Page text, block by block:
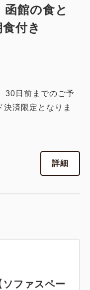
館の食と
付き
日前までのご予
済限定となりま
詳細
ファスペー